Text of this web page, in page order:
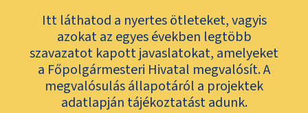
Itt láthatod a nyertes ötleteket, vagyis
azokat az egyes években legtöbb
szavazatot kapott javaslatokat, amelyeket
a Főpolgármesteri Hivatal megvalósít. A
megvalósulás állapotáról a projektek
adatlapján tájékoztatást adunk.